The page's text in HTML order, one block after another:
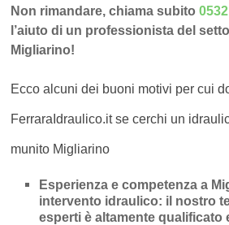
Non rimandare, chiama subito
l’aiuto di un professionista del
Migliarino!
Ecco alcuni dei buoni motivi per cui
FerraraIdraulico.it se cerchi un
munito Migliarino
Esperienza e competenza a
intervento idraulico: il nostro
esperti è altamente qualificato